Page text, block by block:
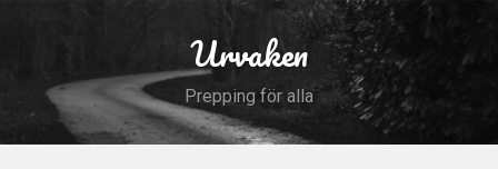
Urvaken
Prepping för alla